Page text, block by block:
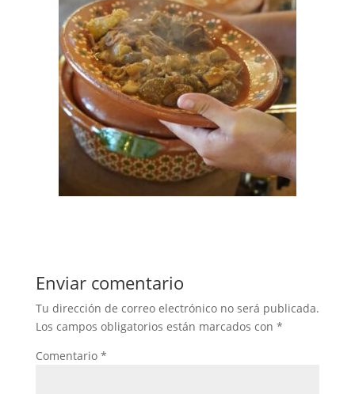
Enviar comentario
Tu dirección de correo electrónico no será publicada.
Los campos obligatorios están marcados con *
Comentario *